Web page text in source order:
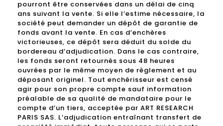
pourront être conservées dans un délai de cinq
ans suivant la vente. Si elle l’estime nécessaire, la
société peut demander un dépôt de garantie de
fonds avant la vente. En cas d’enchères
victorieuses, ce dépôt sera déduit du solde du
bordereau d’adjudication. Dans le cas contraire,
les fonds seront retournés sous 48 heures
ouvrées par le même moyen de règlement et au
déposant originel. Tout enchérisseur est censé
agir pour son propre compte sauf information
préalable de sa qualité de mandataire pour le
compte d’un tiers, acceptée par ART RESEARCH
PARIS SAS. L’adjudication entraînant transfert de